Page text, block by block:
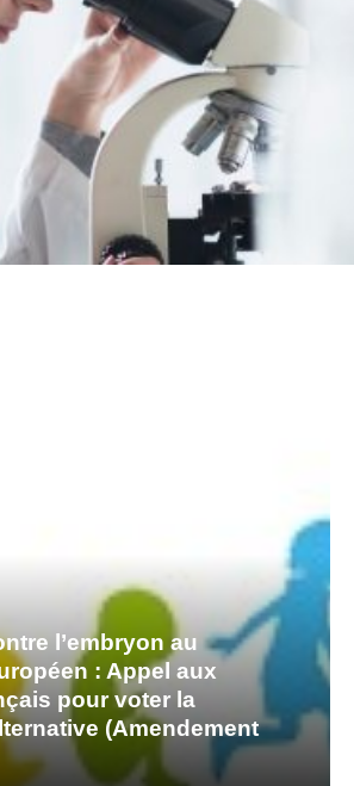
l’embryon au
: Appel aux
pour voter la
(Amendement